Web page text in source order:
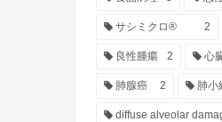
サシミクロ® 2
良性腫瘍 2 心
肺腺癌 2 肺小
diffuse alveolar